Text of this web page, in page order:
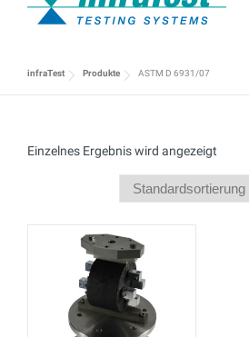
infraTest Produkte ASTM D 6931/07
Einzelnes Ergebnis wird angezeigt